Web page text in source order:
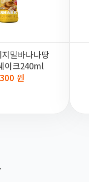
밀바나나땅
이크240ml
원